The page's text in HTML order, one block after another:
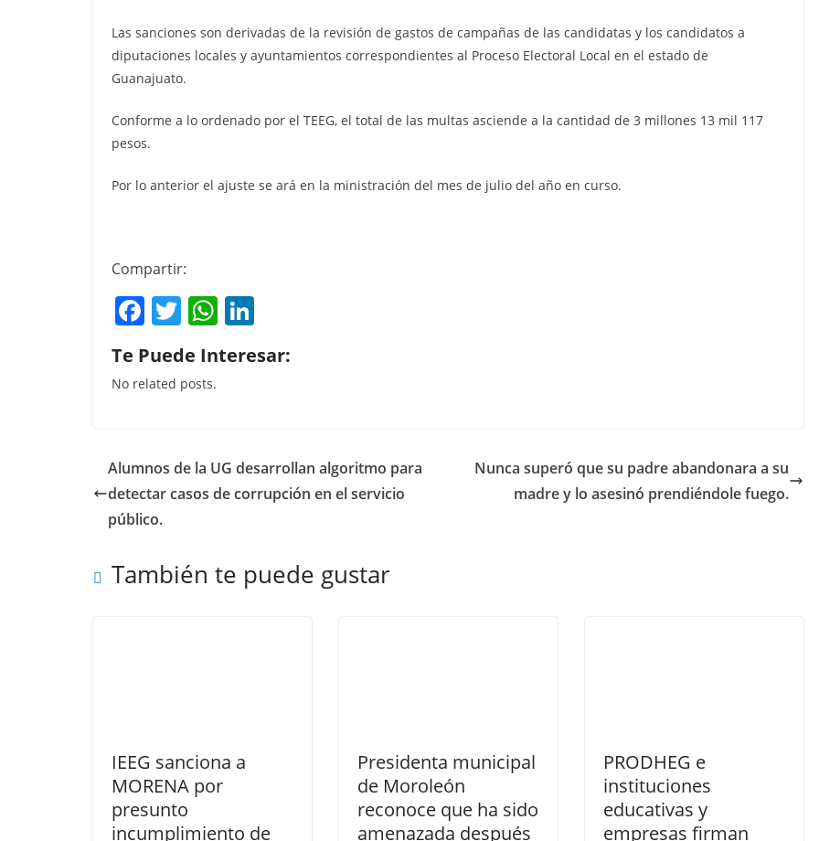
Las sanciones son derivadas de la revisión de gastos de campañas de las candidatas y los candidatos a
diputaciones locales y ayuntamientos correspondientes al Proceso Electoral Local en el estado de
Guanajuato.
Conforme a lo ordenado por el TEEG, el total de las multas asciende a la cantidad de 3 millones 13 mil 117
pesos.
Por lo anterior el ajuste se ará en la ministración del mes de julio del año en curso.
Compartir:
F
a
c
e
o
o
k
T
w
itt
er
W
h
at
p
p
k
n
Te Puede Interesar:
No related posts.
Alumnos de la UG desarrollan algoritmo para
detectar casos de corrupción en el servicio
público.
Nunca superó que su padre abandonara a su
madre y lo asesinó prendiéndole fuego.
También te puede gustar
IEEG sanciona a
MORENA por
presunto
incumplimiento de
Presidenta municipal
de Moroleón
reconoce que ha sido
amenazada después
PRODHEG e
instituciones
educativas y
empresas firman